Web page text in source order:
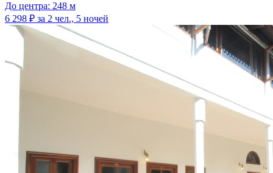
До центра: 248 м
6 298 ₽ за 2 чел., 5 ночей